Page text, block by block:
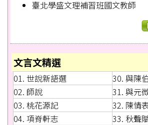
臺北學盛文理補習班國文教師
文言文精選
01. 世說新語選
30. 與陳
02. 師說
31. 與元
03. 桃花源記
32. 陳情
04. 項脊軒志
33. 秋聲